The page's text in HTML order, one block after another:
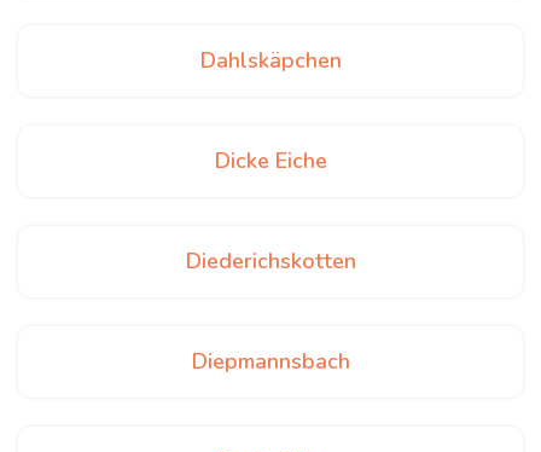
Dahlskäpchen
Dicke Eiche
Diederichskotten
Diepmannsbach